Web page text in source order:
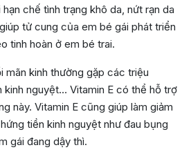
chế tình trạng khô da, nứt rạn da
tử cung của em bé gái phát triển
tinh hoàn ở em bé trai.
mãn kinh thường gặp các triệu
kinh nguyệt… Vitamin E có thể hỗ trợ
này. Vitamin E cũng giúp làm giảm
tiền kinh nguyệt như đau bụng
gái đang dậy thì.